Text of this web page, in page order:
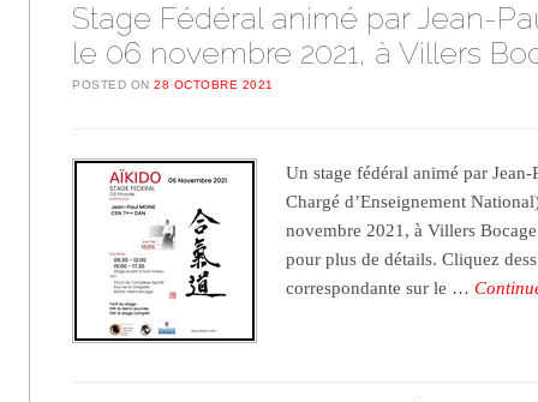
Stage Fédéral animé par Jean-
le 06 novembre 2021, à Villers
POSTED ON28 OCTOBRE 2021
Un stage fédéral animé par
Chargé d’Enseignement
novembre 2021, à Villers
pour plus de détails. Cliquez
correspondante sur le …